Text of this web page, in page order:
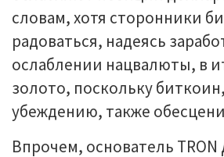
словам, хотя сторонники
радоваться, надеясь
ослаблении нацвалюты, в
золото, поскольку
убеждению, также
Впрочем, основатель